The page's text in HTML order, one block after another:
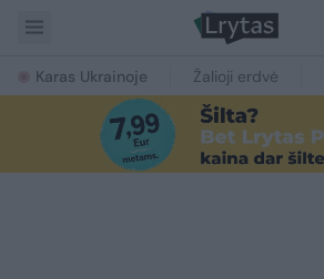
Karas Ukrainoje Žalioji erdvė